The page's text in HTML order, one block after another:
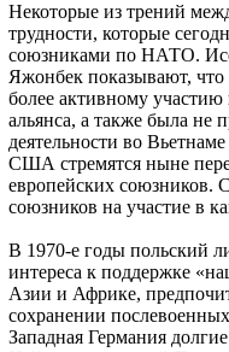
Некоторые из трений
трудности, которые
союзниками по НАТО.
Яжонбек показывают,
более активному
альянса, а также была не
деятельности во
США стремятся ныне
европейских союзников.
союзников на участие в
В 1970-е годы польский
интереса к поддержке
Азии и Африке,
сохранении
Западная Германия